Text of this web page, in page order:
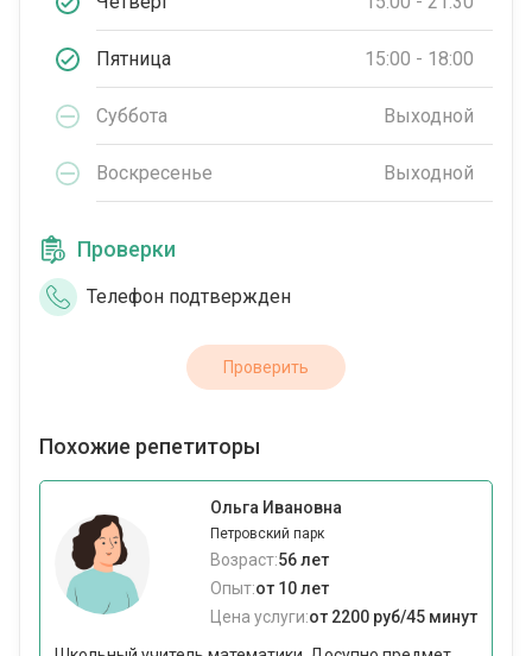
Пятница 15:00 - 18:00
Суббота Выходной
Воскресенье Выходной
Проверки
Телефон подтвержден
Проверить
Похожие репетиторы
Ольга Ивановна
Петровский парк
Возраст:56 лет
Опыт:от 10 лет
Цена услуги:от 2200 руб/45 минут